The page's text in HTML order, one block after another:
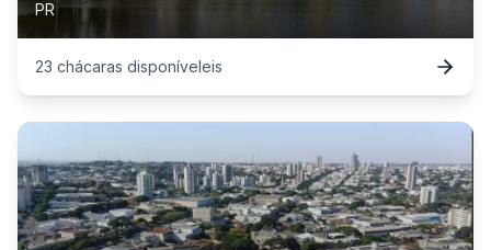
PR
23 chácaras disponíveleis